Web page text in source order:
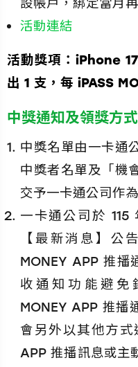
活動連結
活動獎項：iPhone
出 1 支，每 iPASS
中獎通知及領獎方式
中獎名單由一卡通
中獎者名單及「機
交予一卡通公司作
一卡通公司於 115
【最新消息】公
MONEY APP 推播
收通知功能避免
MONEY APP 推播
會另外以其他方
APP 推播訊息或主